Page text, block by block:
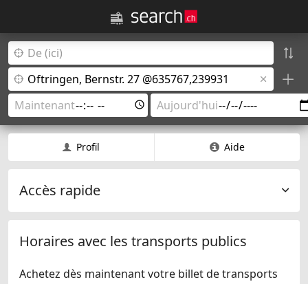
Profil Aide
Accès rapide
Horaires avec les transports publics
Achetez dès maintenant votre billet de transports